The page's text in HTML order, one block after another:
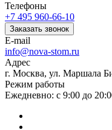
Телефоны
+7 495 960-66-10
Заказать звонок
E-mail
info@nova-stom.ru
Адрес
г. Москва, ул. Маршала
Режим работы
Ежедневно: с 9:00 до